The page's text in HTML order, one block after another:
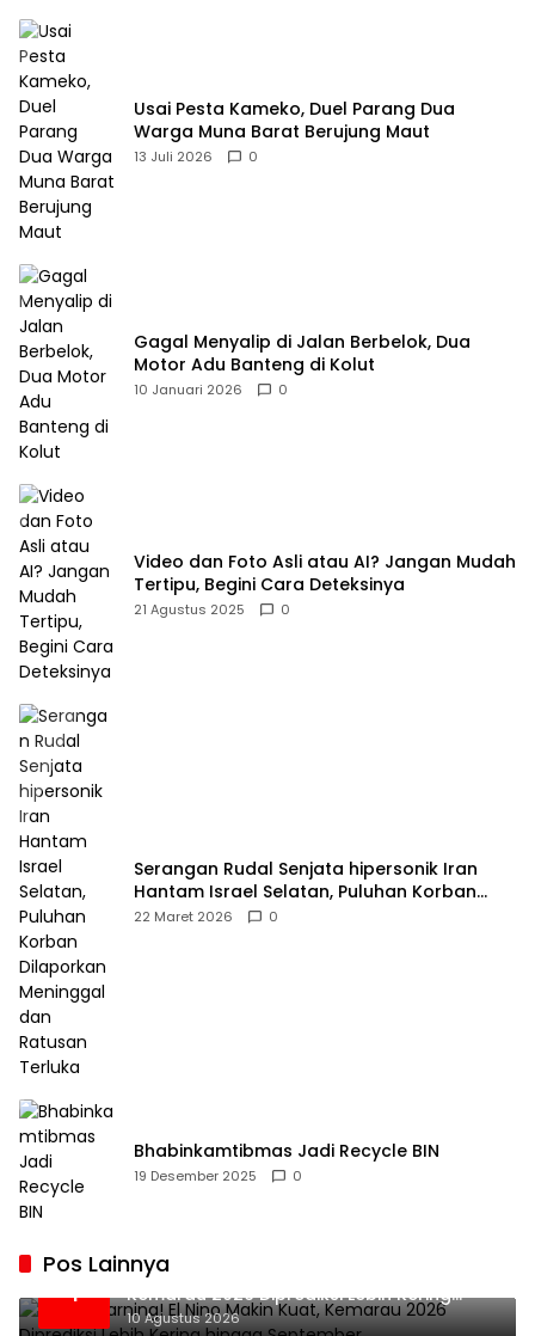
Usai Pesta Kameko, Duel Parang Dua
Warga Muna Barat Berujung Maut
13 Juli 2026 0
Gagal Menyalip di Jalan Berbelok, Dua
Motor Adu Banteng di Kolut
10 Januari 2026 0
Video dan Foto Asli atau AI? Jangan Mudah
Tertipu, Begini Cara Deteksinya
21 Agustus 2025 0
Serangan Rudal Senjata hipersonik Iran
Hantam Israel Selatan, Puluhan Korban
Dilaporkan Meninggal dan Ratusan Terluka
22 Maret 2026 0
Bhabinkamtibmas Jadi Recycle BIN
19 Desember 2025 0
Pos Lainnya
1
BMKG Warning! El Nino Makin Kuat,
Kemarau 2026 Diprediksi Lebih Kering
hingga September
10 Agustus 2026